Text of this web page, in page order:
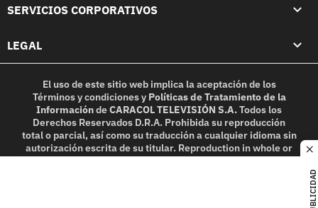
PUBLICIDAD
SERVICIOS CORPORATIVOS
LEGAL
El uso de este sitio web implica la aceptación de los
Términos y condicionesy Políticas de Tratamiento de la
InformacióndeCARACOL TELEVISIÓN S.A.Todos los
Derechos Reservados D.R.A. Prohibida su reproducción
total o parcial, así como su traducción a cualquier idioma sin
autorización escrita de su titular. Reproduction in whole or
in part, or translation without written permission is